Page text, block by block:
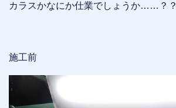
カラスかなにか仕業でしょうか……？？
施工前